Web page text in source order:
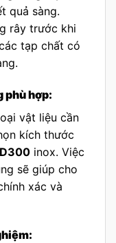
quả sàng.
rây trước khi
tạp chất có
phù hợp:
vật liệu cần
kích thước
inox. Việc
sẽ giúp cho
xác và